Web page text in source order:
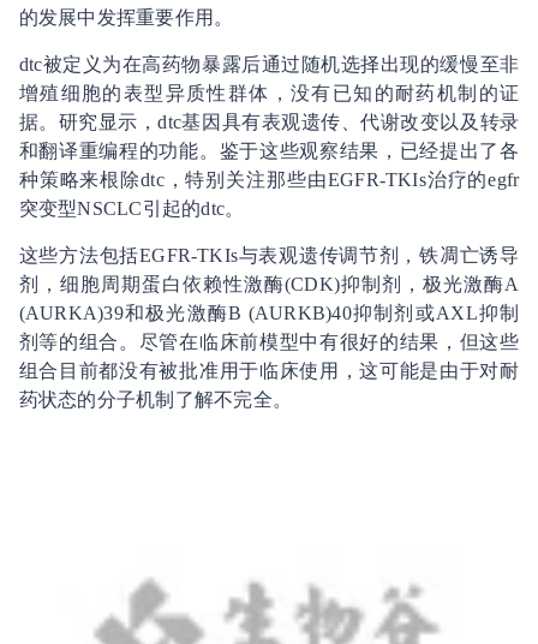
的发展中发挥重要作用。
dtc被定义为在高药物暴露后通过随机选择出现的缓慢至非
增殖细胞的表型异质性群体，没有已知的耐药机制的证
据。研究显示，dtc基因具有表观遗传、代谢改变以及转录
和翻译重编程的功能。鉴于这些观察结果，已经提出了各
种策略来根除dtc，特别关注那些由EGFR-TKIs治疗的egfr
突变型NSCLC引起的dtc。
这些方法包括EGFR-TKIs与表观遗传调节剂，铁凋亡诱导
剂，细胞周期蛋白依赖性激酶(CDK)抑制剂，极光激酶A
(AURKA)39和极光激酶B (AURKB)40抑制剂或AXL抑制
剂等的组合。尽管在临床前模型中有很好的结果，但这些
组合目前都没有被批准用于临床使用，这可能是由于对耐
药状态的分子机制了解不完全。